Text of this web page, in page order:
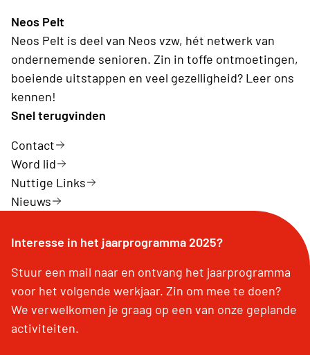
Neos Pelt
Neos Pelt is deel van Neos vzw, hét netwerk van
ondernemende senioren. Zin in toffe ontmoetingen,
boeiende uitstappen en veel gezelligheid? Leer ons
kennen!
Snel terugvinden
Contact
Word lid
Nuttige Links
Nieuws
Interesse in het jaarprogramma 2025?
Stuur een mail naar en ontvang het jaarprogramma
voor het volgende werkjaar. Zin om mee te doen?
We verwelkomen je graag op een van onze geplande
activiteiten.